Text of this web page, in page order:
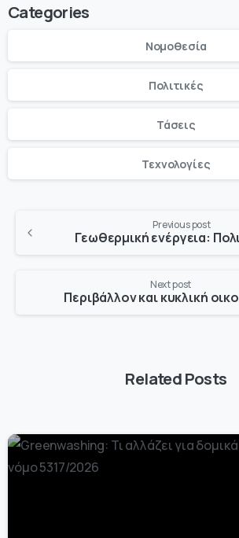
Categories
Νομοθεσία
Πολιτικές
Τάσεις
Τεχνολογίες
Previous post
Next post
Related Posts